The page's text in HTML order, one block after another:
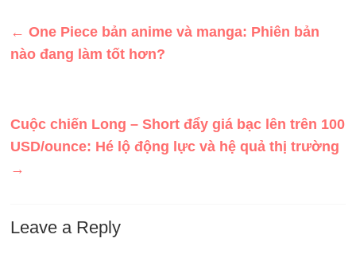
← One Piece bản anime và manga: Phiên bản
nào đang làm tốt hơn?
Cuộc chiến Long – Short đẩy giá bạc lên trên 100
USD/ounce: Hé lộ động lực và hệ quả thị trường
→
Leave a Reply